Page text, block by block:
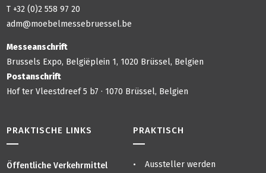
T +32 (0)2 558 97 20
adm@moebelmessebruessel.be
Messeanschrift
Brussels Expo, Belgiëplein 1, 1020 Brüssel, Belgien
Postanschrift
Hof ter Vleestdreef 5 b7 · 1070 Brüssel, Belgien
PRAKTISCHE LINKS
Öffentliche Verkehrmittel
PRAKTISCH
Aussteller werden